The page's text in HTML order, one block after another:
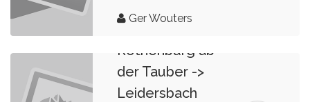
Ger Wouters
Dag 4B
Rothenburg ab
der Tauber ->
Leidersbach